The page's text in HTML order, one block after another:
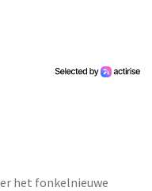
het fonkelnieuwe